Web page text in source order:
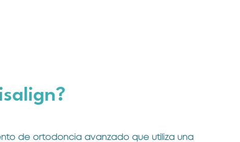
de ortodoncia avanzado que utiliza una